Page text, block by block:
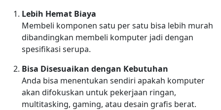
Lebih Hemat Biaya
Membeli komponen satu per satu bisa lebih murah
dibandingkan membeli komputer jadi dengan
spesifikasi serupa.
Bisa Disesuaikan dengan Kebutuhan
Anda bisa menentukan sendiri apakah komputer
akan difokuskan untuk pekerjaan ringan,
multitasking, gaming, atau desain grafis berat.